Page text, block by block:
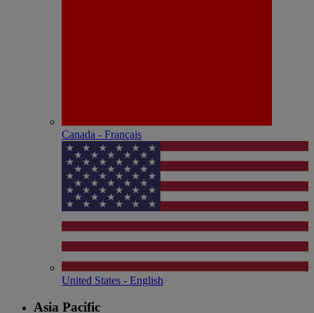
Canada - Français
United States - English
Asia Pacific